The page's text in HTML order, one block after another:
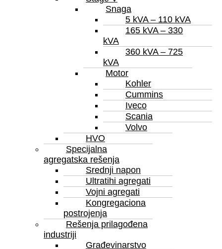
Snaga
5 kVA – 110 kVA
165 kVA – 330
kVA
360 kVA – 725
kVA
Motor
Kohler
Cummins
Iveco
Scania
Volvo
HVO
Specijalna
agregatska rešenja
Srednji napon
Ultratihi agregati
Vojni agregati
Kongregaciona
postrojenja
Rešenja prilagođena
industriji
Grаđevinarstvo